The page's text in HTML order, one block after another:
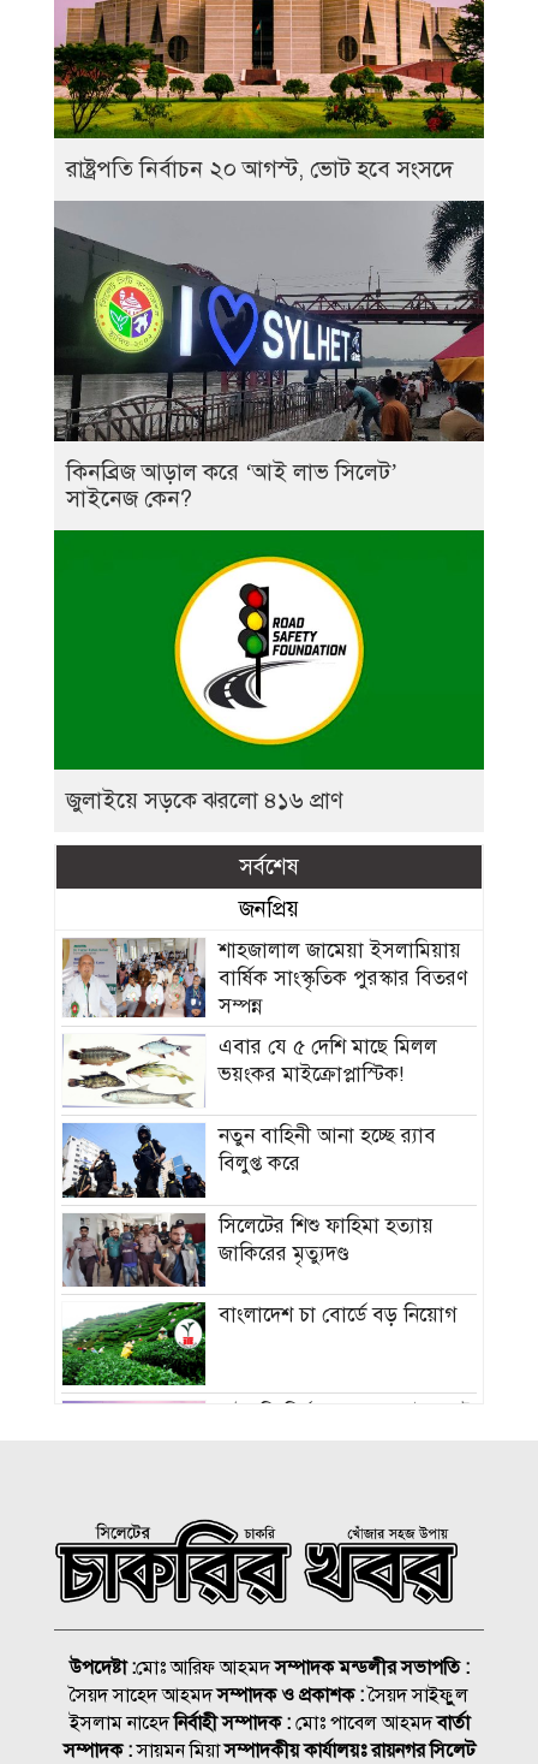
রাষ্ট্রপতি নির্বাচন ২০ আগস্ট, ভোট হবে সংসদে
কিনব্রিজ আড়াল করে ‘আই লাভ সিলেট’
সাইনেজ কেন?
জুলাইয়ে সড়কে ঝরলো ৪১৬ প্রাণ
সর্বশেষ
জনপ্রিয়
শাহজালাল জামেয়া ইসলামিয়ায়
বার্ষিক সাংস্কৃতিক পুরস্কার বিতরণ
সম্পন্ন
এবার যে ৫ দেশি মাছে মিলল
ভয়ংকর মাইক্রোপ্লাস্টিক!
নতুন বাহিনী আনা হচ্ছে র‍্যাব
বিলুপ্ত করে
সিলেটের শিশু ফাহিমা হত্যায়
জাকিরের মৃত্যুদণ্ড
বাংলাদেশ চা বোর্ডে বড় নিয়োগ
মতবিনিময় ও উন্মুক্ত আলোচনা
সভা
কিনব্রিজ আড়াল করে ‘আই লাভ
সিলেট’ সাইনেজ কেন?
সিলেট মহানগর বিএনপির
সভাপতির দায়িত্বে ফিরলেন নাসিম
উপদেষ্টা :মোঃ আরিফ আহমদসম্পাদক মন্ডলীর সভাপতি :
সৈয়দ সাহেদ আহমদসম্পাদক ও প্রকাশক :সৈয়দ সাইফুুল
ইসলাম নাহেদনির্বাহী সম্পাদক :মোঃ পাবেল আহমদবার্তা
সম্পাদক :সায়মন মিয়াসম্পাদকীয় কার্যালয়ঃ রায়নগর সিলেট